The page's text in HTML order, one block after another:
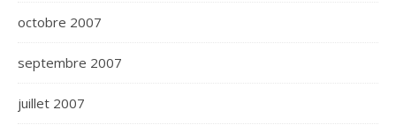
octobre 2007
septembre 2007
juillet 2007